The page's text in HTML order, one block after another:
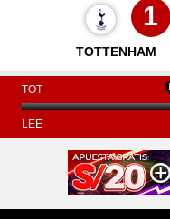
TOTTENHAM
1
TOT
LEE